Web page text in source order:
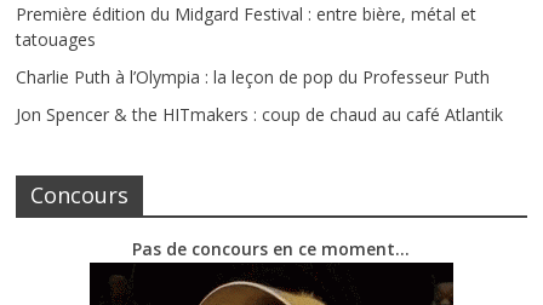
Première édition du Midgard Festival : entre bière, métal et
tatouages
Charlie Puth à l’Olympia : la leçon de pop du Professeur Puth
Jon Spencer & the HITmakers : coup de chaud au café Atlantik
Concours
Pas de concours en ce moment…